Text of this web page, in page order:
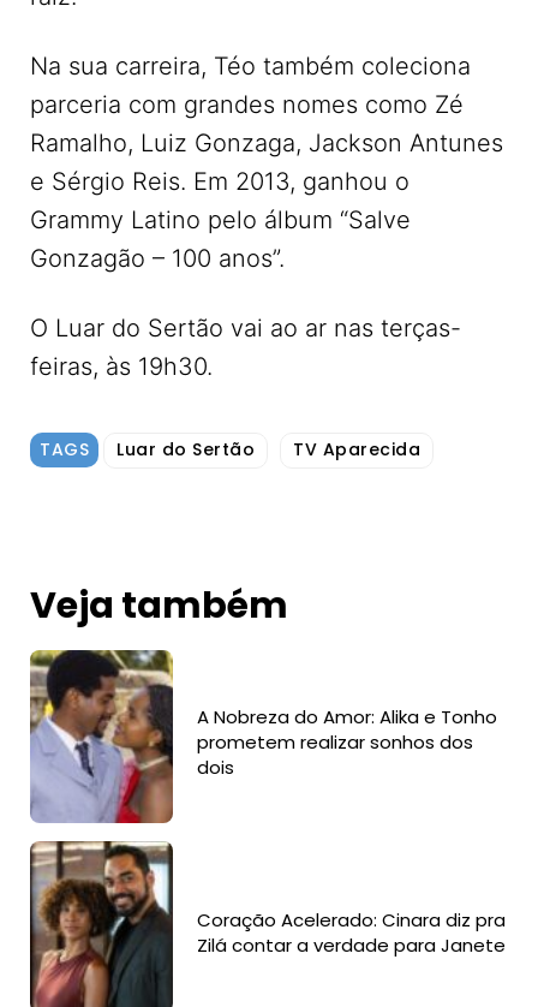
Na sua carreira, Téo também coleciona
parceria com grandes nomes como Zé
Ramalho, Luiz Gonzaga, Jackson Antunes
e Sérgio Reis. Em 2013, ganhou o
Grammy Latino pelo álbum “Salve
Gonzagão – 100 anos”.
O Luar do Sertão vai ao ar nas terças-
feiras, às 19h30.
TAGS Luar do Sertão TV Aparecida
Veja também
A Nobreza do Amor: Alika e Tonho
prometem realizar sonhos dos
dois
Coração Acelerado: Cinara diz pra
Zilá contar a verdade para Janete